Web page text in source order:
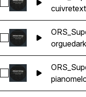
Sélectionnez
cuivre
Sélectionnez
orguedark
Sélectionnez
piano